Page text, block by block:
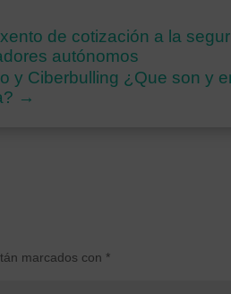
de cotización a la
autónomos
y Ciberbulling ¿Que son y
→
marcados con *